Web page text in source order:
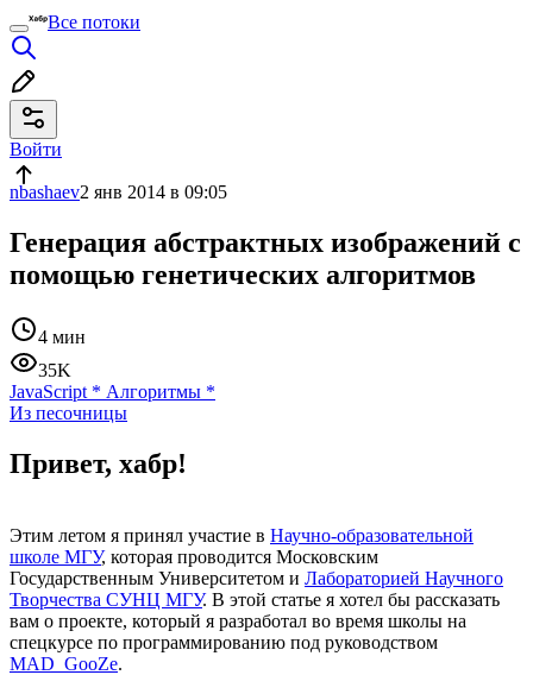
Все потоки
Войти
nbashaev2 янв 2014 в 09:05
Генерация абстрактных изображений с
помощью генетических алгоритмов
4 мин
35K
JavaScript * Алгоритмы *
Из песочницы
Привет, хабр!
Этим летом я принял участие в Научно-образовательной
школе МГУ, которая проводится Московским
Государственным Университетом и Лабораторией Научного
Творчества СУНЦ МГУ. В этой статье я хотел бы рассказать
вам о проекте, который я разработал во время школы на
спецкурсе по программированию под руководством
MAD_GooZe.